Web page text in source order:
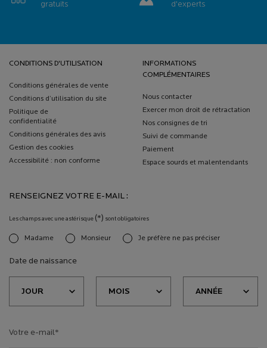
gratuits
d'experts
CONDITIONS D'UTILISATION
Conditions générales de vente
Conditions d’utilisation du site
Politique de
confidentialité
Conditions générales des avis
Gestion des cookies
Accessibilité : non conforme
INFORMATIONS
COMPLÉMENTAIRES
Nous contacter
Exercer mon droit de rétractation
Nos consignes de tri
Suivi de commande
Paiement
Espace sourds et malentendants
RENSEIGNEZ VOTRE E-MAIL :
Les champs avec une astérisque (*) sont obligatoires
newslettersignup.title.legend
Madame Monsieur Je préfère ne pas préciser
Date de naissance
Votre e-mail*